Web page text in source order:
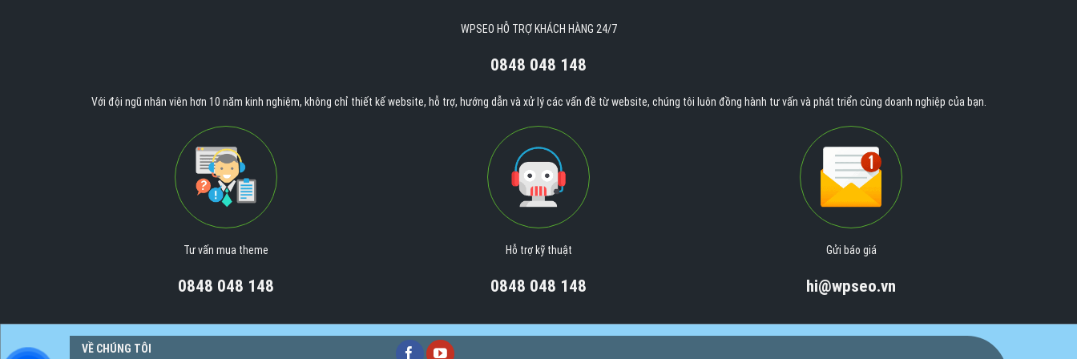
WPSEO HỖ TRỢ KHÁCH HÀNG 24/7
0848 048 148
Với đội ngũ nhân viên hơn 10 năm kinh nghiệm, không chỉ thiết kế website, hỗ trợ, hướng dẫn và xử lý các vấn đề từ website, chúng tôi luôn đồng hành tư vấn và phát triển cùng doanh nghiệp của bạn.
Tư vấn mua theme
0848 048 148
Hỗ trợ kỹ thuật
0848 048 148
Gửi báo giá
hi@wpseo.vn
VỀ CHÚNG TÔI